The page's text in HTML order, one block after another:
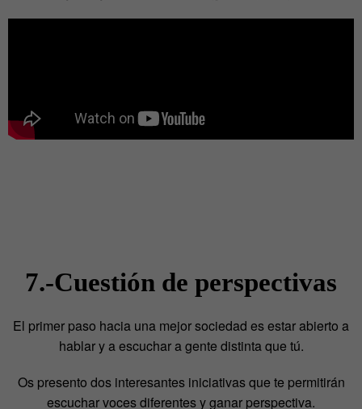
7.-Cuestión de perspectivas
El primer paso hacia una mejor sociedad es estar abierto a
hablar y a escuchar a gente distinta que tú.
Os presento dos interesantes iniciativas que te permitirán
escuchar voces diferentes y ganar perspectiva.